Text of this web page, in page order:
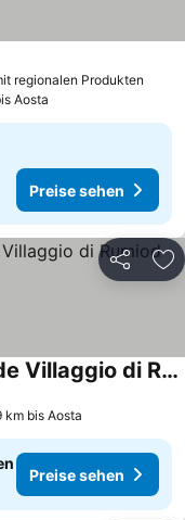
regionalen Produkten
Aosta
Preise sehen
Teilen
B&B Lo VAN - Camere al Verde Villaggio di Rumiod
km bis Aosta
Preise sehen